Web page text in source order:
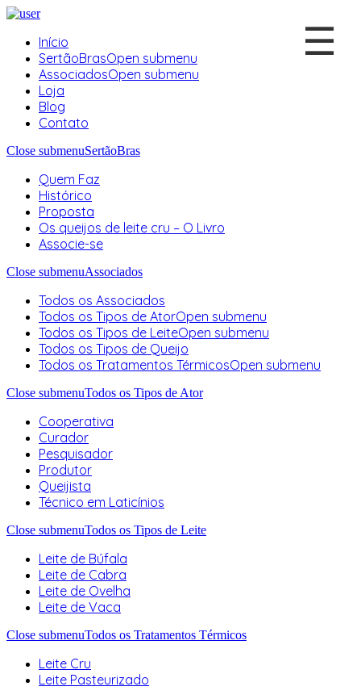
Início
SertãoBrasOpen submenu
AssociadosOpen submenu
Loja
Blog
Contato
Close submenuSertãoBras
Quem Faz
Histórico
Proposta
Os queijos de leite cru – O Livro
Associe-se
Close submenuAssociados
Todos os Associados
Todos os Tipos de AtorOpen submenu
Todos os Tipos de LeiteOpen submenu
Todos os Tipos de Queijo
Todos os Tratamentos TérmicosOpen submenu
Close submenuTodos os Tipos de Ator
Cooperativa
Curador
Pesquisador
Produtor
Queijista
Técnico em Laticínios
Close submenuTodos os Tipos de Leite
Leite de Búfala
Leite de Cabra
Leite de Ovelha
Leite de Vaca
Close submenuTodos os Tratamentos Térmicos
Leite Cru
Leite Pasteurizado
☰